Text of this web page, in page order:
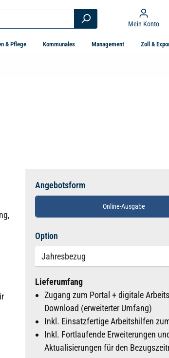
Mein Konto
& Pflege Kommunales Management Zoll &
Angebotsform
Online-Ausgabe
Option
Lieferumfang
Zugang zum Portal + digitale
Download (erweiterter Umfang)
Inkl. Einsatzfertige Arbeitshilfen
Inkl. Fortlaufende Erweiterungen
Aktualisierungen für den